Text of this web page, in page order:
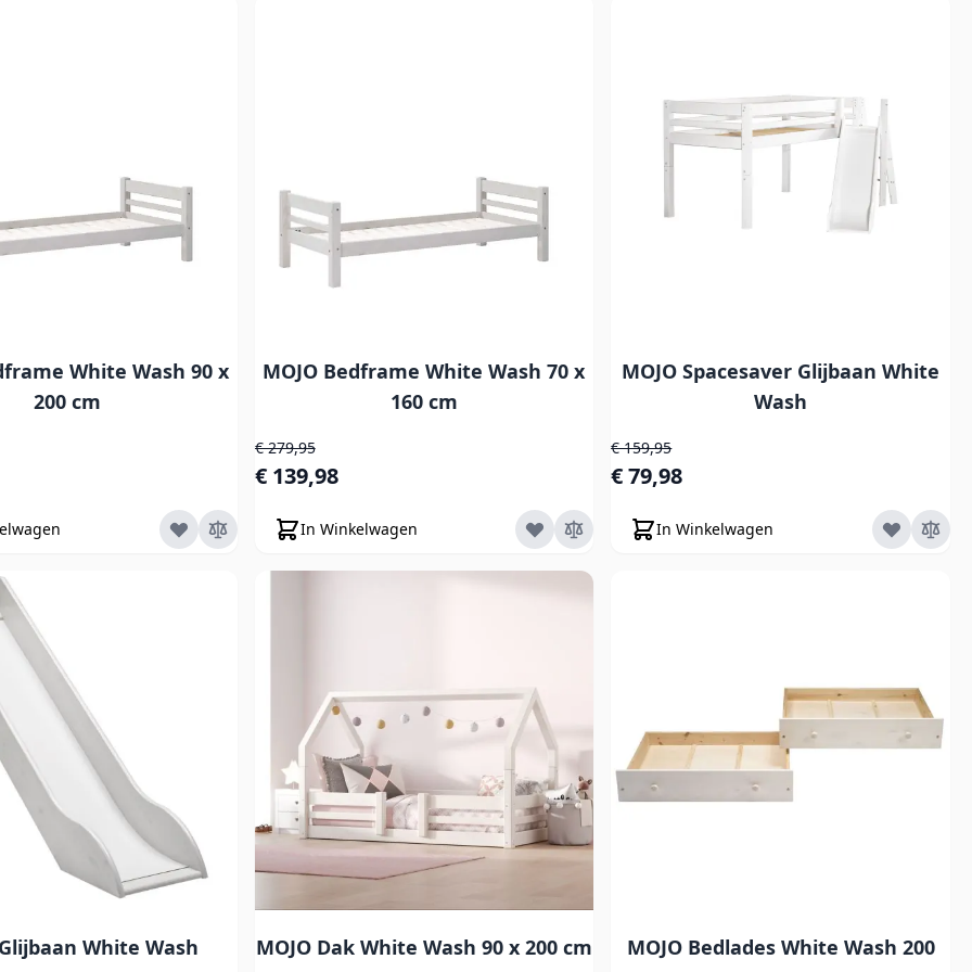
White Wash 90 x
200 cm
MOJO Bedframe White Wash 70 x
160 cm
Speciale prijs
€ 139,98
Normale prijs
€ 279,95
In Winkelwagen
MOJO Spacesaver Glijbaan White
Wash
Speciale prijs
€ 79,98
Normale prijs
€ 159,95
In Winkelwagen
White Wash MOJO Dak White Wash 90 x 200 cm
MOJO Bedlades White Wash 200